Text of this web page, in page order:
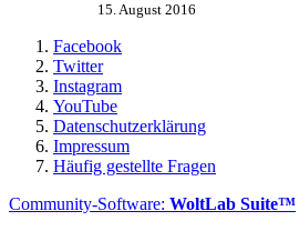
15. August 2016
Facebook
Twitter
Instagram
YouTube
Datenschutzerklärung
Impressum
Häufig gestellte Fragen
Community-Software: WoltLab Suite™